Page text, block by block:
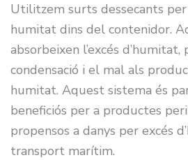
Utilitzem surts dessecants
humitat dins del contenidor.
absorbeixen l’excés
condensació i el mal als
humitat. Aquest sistema és
beneficiós per a productes
propensos a danys per excés
transport marítim.